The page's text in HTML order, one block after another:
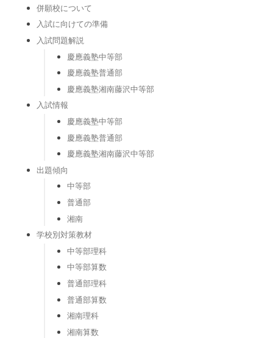
併願校について
入試に向けての準備
入試問題解説
慶應義塾中等部
慶應義塾普通部
慶應義塾湘南藤沢中等部
入試情報
慶應義塾中等部
慶應義塾普通部
慶應義塾湘南藤沢中等部
出題傾向
中等部
普通部
湘南
学校別対策教材
中等部理科
中等部算数
普通部理科
普通部算数
湘南理科
湘南算数